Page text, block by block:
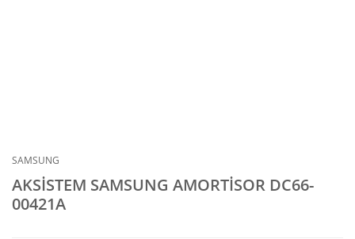
SAMSUNG
AKSİSTEM SAMSUNG AMORTİSOR DC66-
00421A